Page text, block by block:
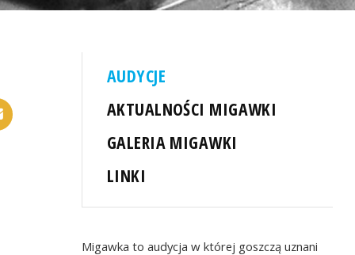
AUDYCJE
AKTUALNOŚCI MIGAWKI
GALERIA MIGAWKI
LINKI
Migawka to audycja w której goszczą uznani